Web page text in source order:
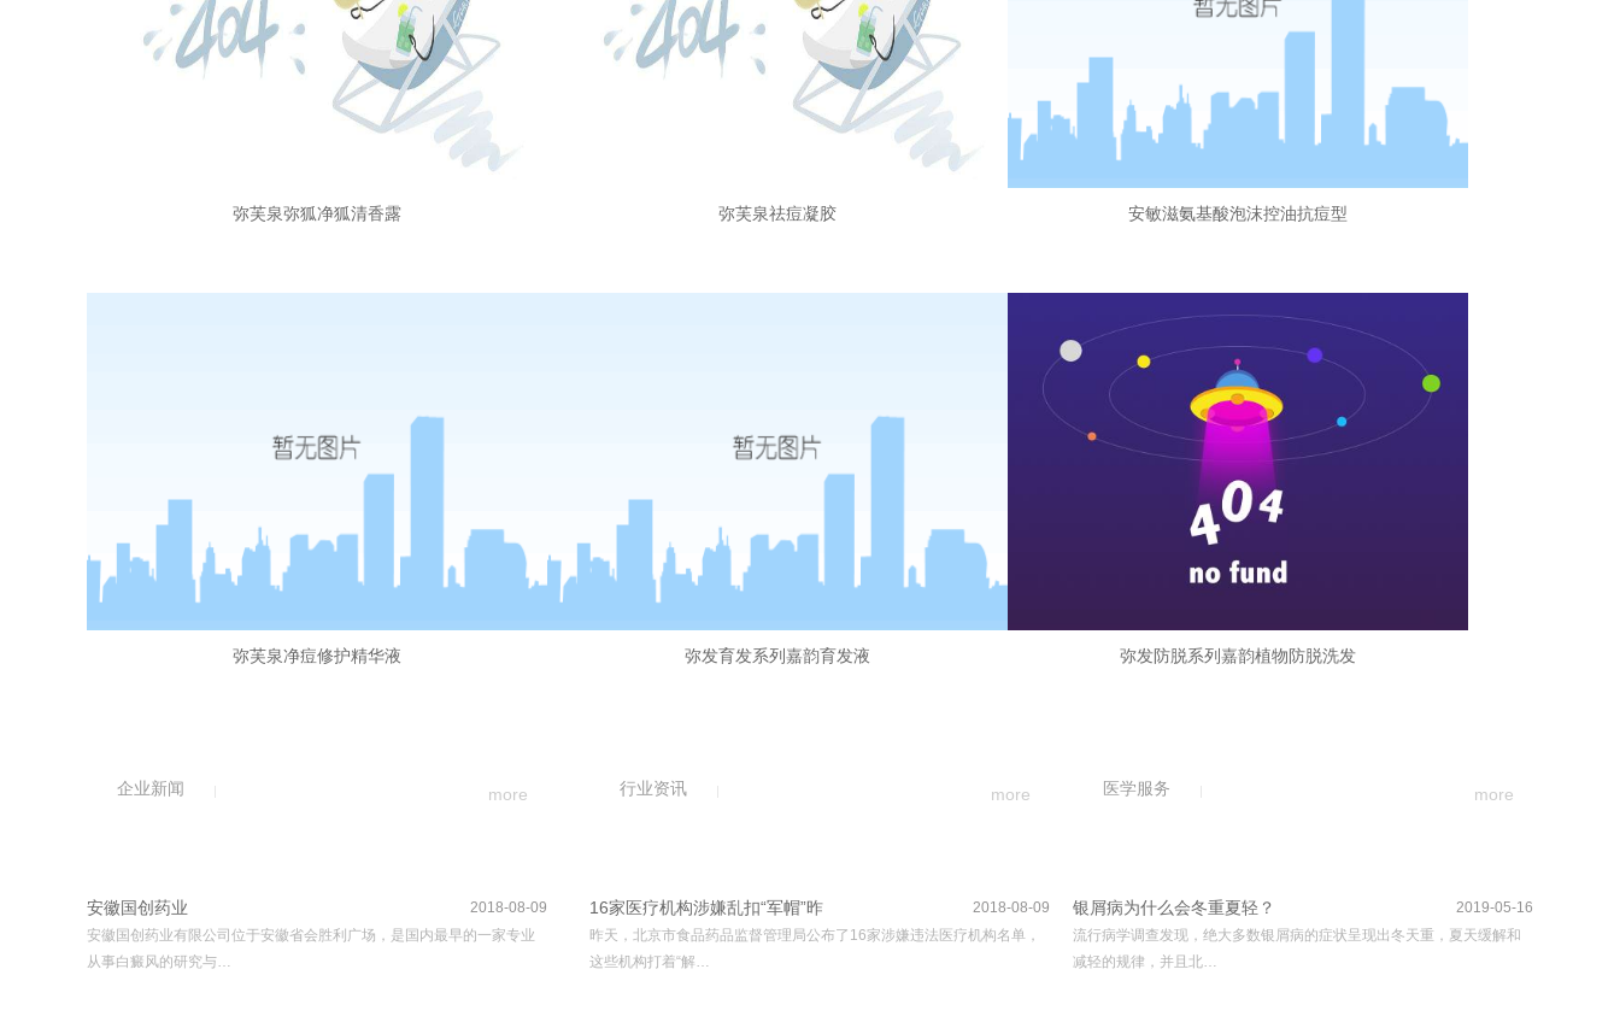
弥芙泉弥狐净狐清香露 弥芙泉祛痘凝胶 安敏滋氨基酸泡沫控油抗痘型
弥芙泉净痘修护精华液 弥发育发系列嘉韵育发液 弥发防脱系列嘉韵植物防脱洗发
企业新闻 more
2018-08-09
安徽国创药业
安徽国创药业有限公司位于安徽省会胜利广场，是国内最早的一家专业
从事白癜风的研究与…
行业资讯 more
2018-08-09
16家医疗机构涉嫌乱扣“军帽”昨
昨天，北京市食品药品监督管理局公布了16家涉嫌违法医疗机构名单，
这些机构打着“解…
医学服务 more
2019-05-16
银屑病为什么会冬重夏轻？
流行病学调查发现，绝大多数银屑病的症状呈现出冬天重，夏天缓解和
减轻的规律，并且北…